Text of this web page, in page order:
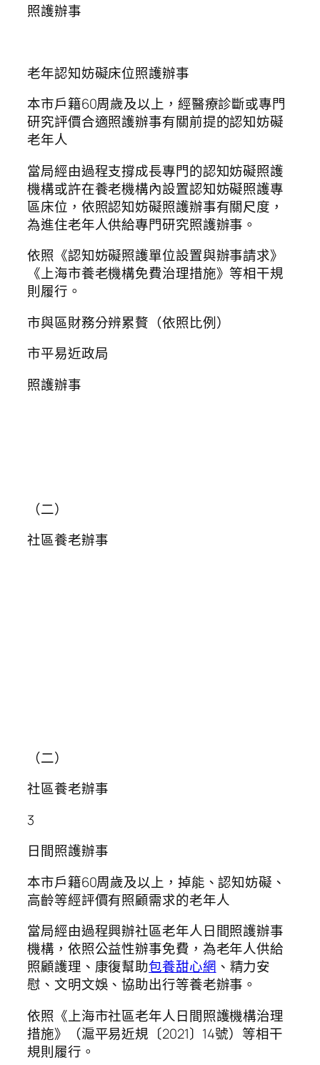
照護辦事
老年認知妨礙床位照護辦事
本市戶籍60周歲及以上，經醫療診斷或專門
研究評價合適照護辦事有關前提的認知妨礙
老年人
當局經由過程支撐成長專門的認知妨礙照護
機構或許在養老機構內設置認知妨礙照護專
區床位，依照認知妨礙照護辦事有關尺度，
為進住老年人供給專門研究照護辦事。
依照《認知妨礙照護單位設置與辦事請求》
《上海市養老機構免費治理措施》等相干規
則履行。
市與區財務分辨累贅（依照比例）
市平易近政局
照護辦事
（二）
社區養老辦事
（二）
社區養老辦事
3
日間照護辦事
本市戶籍60周歲及以上，掉能、認知妨礙、
高齡等經評價有照顧需求的老年人
當局經由過程興辦社區老年人日間照護辦事
機構，依照公益性辦事免費，為老年人供給
照顧護理、康復幫助包養甜心網 、精力安
慰、文明文娛、協助出行等養老辦事。
依照《上海市社區老年人日間照護機構治理
措施》（滬平易近規〔2021〕14號）等相干
規則履行。